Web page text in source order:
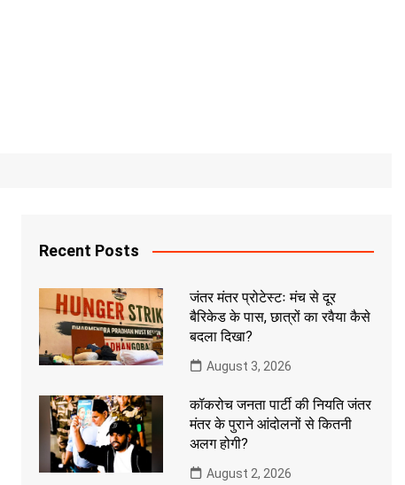
Recent Posts
जंतर मंतर प्रोटेस्टः मंच से दूर
बैरिकेड के पास, छात्रों का रवैया कैसे
बदला दिखा?
August 3, 2026
कॉकरोच जनता पार्टी की नियति जंतर
मंतर के पुराने आंदोलनों से कितनी
अलग होगी?
August 2, 2026